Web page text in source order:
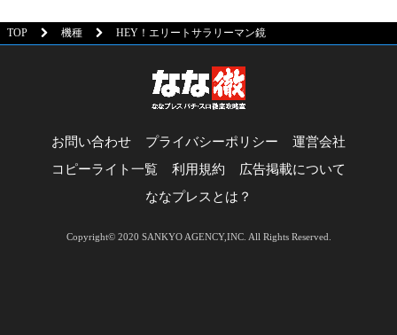
TOP 機種 HEY！エリートサラリーマン鏡
お問い合わせ プライバシーポリシー
運営会社
コピーライト一覧
利用規約
広告掲載について
ななプレスとは？
Copyright© 2020 SANKYO AGENCY,INC. All Rights Reserved.